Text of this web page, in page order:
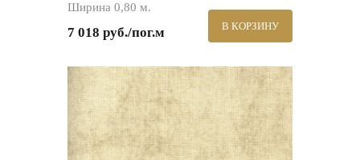
Ширина 0,80 м.
7 018 руб./пог.м В КОРЗИНУ